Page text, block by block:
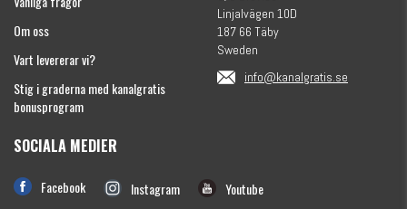
89 kr
Om oss
Vart levererar vi?
Stig i graderna med kanalgratis
bonusprogram
Linjalvägen 10D
187 66 Täby
Sweden
info@kanalgratis.se
SOCIALA MEDIER
Facebook Instagram Youtube